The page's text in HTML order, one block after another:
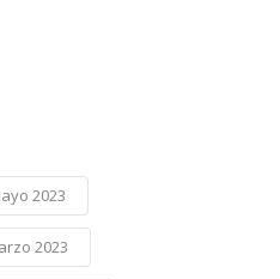
2023
2023